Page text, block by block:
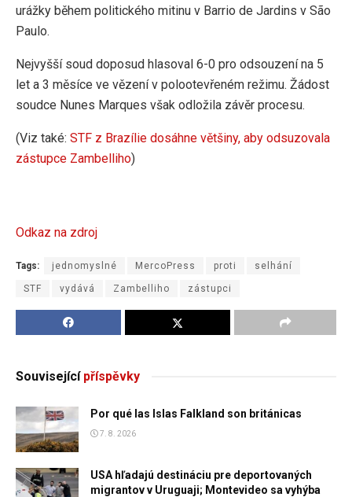
urážky během politického mitinu v Barrio de Jardins v São
Paulo.
Nejvyšší soud doposud hlasoval 6-0 pro odsouzení na 5
let a 3 měsíce ve vězení v polootevřeném režimu. Žádost
soudce Nunes Marques však odložila závěr procesu.
(Viz také: STF z Brazílie dosáhne většiny, aby odsuzovala
zástupce Zambelliho)
Odkaz na zdroj
Tags: jednomyslné MercoPress proti selhání
STF vydává Zambelliho zástupci
Souvisejícípříspěvky
Por qué las Islas Falkland son británicas
7. 8. 2026
USA hľadajú destináciu pre deportovaných
migrantov v Uruguaji; Montevideo sa vyhýba